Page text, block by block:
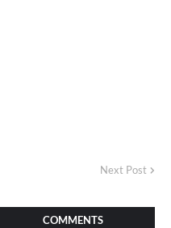
Next Post
COMMENTS